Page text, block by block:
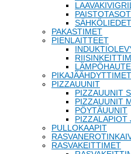
PAISTOTASOT
SÄHKÖLIEDET
PAKASTIMET
PIENLAITTEET
PIKAJÄÄHDYTTIMET
PIZZAUUNIT
PIZZAUUNIT
PIZZAUUNIT
PÖYTÄUUNIT
PIZZALAPIOT
PULLOKAAPIT
RASVAKEITTIMET